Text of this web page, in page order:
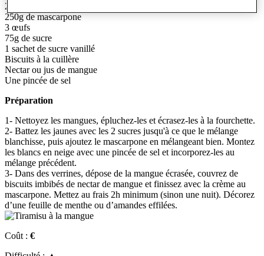
2 mangues bien mûres
250g de mascarpone
3 œufs
75g de sucre
1 sachet de sucre vanillé
Biscuits à la cuillère
Nectar ou jus de mangue
Une pincée de sel
Préparation
1- Nettoyez les mangues, épluchez-les et écrasez-les à la fourchette.
2- Battez les jaunes avec les 2 sucres jusqu'à ce que le mélange
blanchisse, puis ajoutez le mascarpone en mélangeant bien. Montez
les blancs en neige avec une pincée de sel et incorporez-les au
mélange précédent.
3- Dans des verrines, dépose de la mangue écrasée, couvrez de
biscuits imbibés de nectar de mangue et finissez avec la crème au
mascarpone. Mettez au frais 2h minimum (sinon une nuit). Décorez
d’une feuille de menthe ou d’amandes effilées.
Coût : €